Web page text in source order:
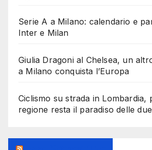
Serie A a Milano: calendario e
Inter e Milan
Giulia Dragoni al Chelsea, un
a Milano conquista l’Europa
Ciclismo su strada in Lombardia,
regione resta il paradiso delle